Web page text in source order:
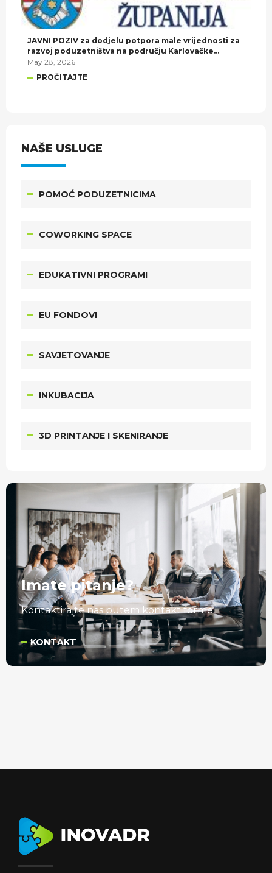
JAVNI POZIV za dodjelu potpora male vrijednosti za
razvoj poduzetništva na području Karlovačke
županije u 2026. godini.
May 28, 2026
PROČITAJTE
NAŠE USLUGE
POMOĆ PODUZETNICIMA
COWORKING SPACE
EDUKATIVNI PROGRAMI
EU FONDOVI
SAVJETOVANJE
INKUBACIJA
3D PRINTANJE I SKENIRANJE
Imate pitanje?
Kontaktirajte nas putem kontakt forme.
KONTAKT